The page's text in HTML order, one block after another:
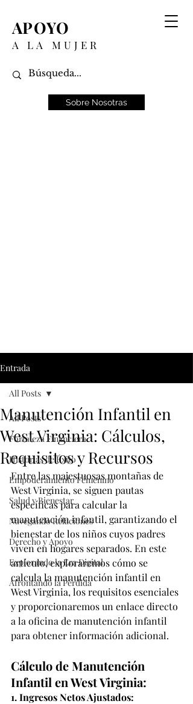
APOYO
A LA MUJER
Sobre Nosotras
Entrada
All Posts
Fortaleza Financiera
Historias de Éxito
Empoderamiento Fémenino
Salud y Bienestar
Navegando Relaciones
Derecho y Apoyo
Explorando la Era Digital
Afrontando la Pérdida
All Posts
Manutención Infantil en
West Virginia: Cálculos,
Requisitos y Recursos
Entre las majestuosas montañas de
West Virginia, se siguen pautas
específicas para calcular la
manutención infantil, garantizando el
bienestar de los niños cuyos padres
viven en hogares separados. En este
artículo, exploraremos cómo se
calcula la manutención infantil en
West Virginia, los requisitos esenciales
y proporcionaremos un enlace directo
a la oficina de manutención infantil
para obtener información adicional.
Cálculo de Manutención
Infantil en West Virginia:
1. Ingresos Netos Ajustados: